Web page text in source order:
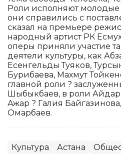
Роли исполняют молодые
они справились с
сказал на премьере
народный артист РК
оперы приняли участие
деятели культуры, как
Есенгельды Туяков,
Бурибаева, Махмут
главной роли ?
Шыбыкбаев, в роли
Ажар ? Галия
Омарбаев.
Культура Астана